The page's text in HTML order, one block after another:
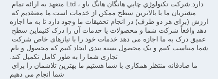
مشتریان ما با بالاترین سطح ممکن از خدمات است.ما معتقدیم که
ارزش (برای هر دو طرف) در انجام تحقیقات ما وجود دارد تا به ما اجازه
دهد واقعاً شرکت شما و محصولات یا خدمات آن را درک کنیماین سطح
عمیق درک به ما اجازه می دهد خدمات خود را با نیازهای خاص شرکت
شما متناسب کنیم و یک محصول بسته بندی ایجاد کنیم که محصول و نام
تجاری شما را به طور کامل تکمیل کند.
ما صادقانه منتظر همکاری با شما هستیم ما بهترین تلاشمان را برای
شما انجام می دهیم